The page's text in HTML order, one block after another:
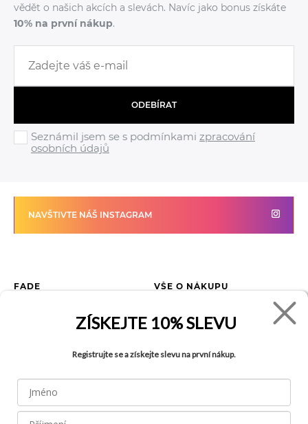
vědět o našich akcích a slevách. Navíc jako bonus získáte
10% na první nákup.
ODEBÍRAT
Seznámil jsem se s podmínkami zpracování
osobních údajů
NAVŠTIVTE NÁŠ INSTAGRAM
FADE
Blog
VŠE O NÁKUPU
Jak reklamovat zboží
Tabulka velikostí
Recyklace
ZÍSKEJTE 10% SLEVU
Registrujte se a získejte slevu na první nákup.